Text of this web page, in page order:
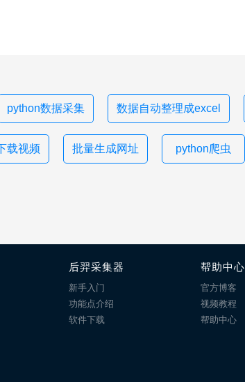
python数据采集 数据自动整理成excel
载视频 批量生成网址 python爬虫
后羿采集器
新手入门
功能点介绍
软件下载
帮助中心
官方博客
视频教程
帮助中心